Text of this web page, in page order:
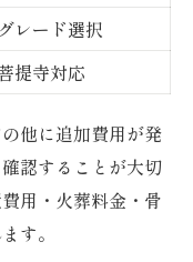
グレード選択
提寺対応
他に追加費用が発
認することが大切
用・火葬料金・骨
す。